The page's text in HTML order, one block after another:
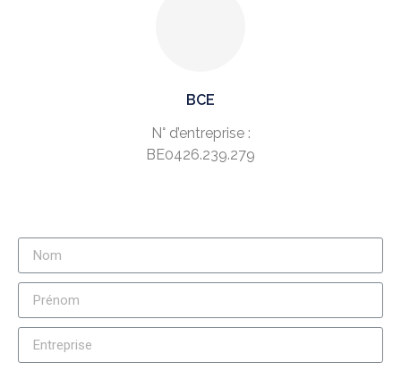
BCE
N° d’entreprise :
BE0426.239.279